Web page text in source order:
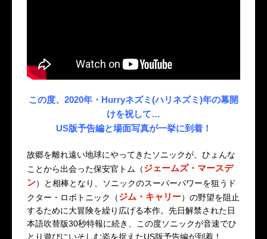
この度、2020年・Hurryネズミ(ハリネズミ)年の幕開
けを祝して…
US版予告編と場面写真が一挙に到着！
故郷を離れ遠い地球にやってきたソニックが、ひょんな
ことから出会った保安官トム（ジェームズ・マースデ
ン）と相棒となり、ソニックのスーパーパワーを狙うド
クター・ロボトニック（ジム・キャリー）の野望を阻止
するために大冒険を繰り広げる本作。先日解禁された日
本語吹替版30秒特報に続き、この度ソニックが音速でひ
とり遊びにいそしむ姿を捉えたUS版予告編が到着！